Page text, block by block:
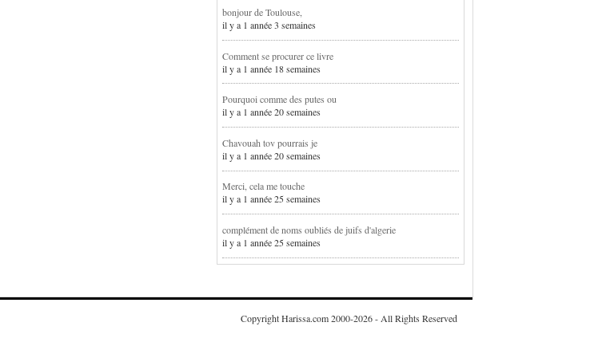
bonjour de Toulouse,
il y a 1 année 3 semaines
Comment se procurer ce livre
il y a 1 année 18 semaines
Pourquoi comme des putes ou
il y a 1 année 20 semaines
Chavouah tov pourrais je
il y a 1 année 20 semaines
Merci, cela me touche
il y a 1 année 25 semaines
complément de noms oubliés de juifs d'algerie
il y a 1 année 25 semaines
Copyright Harissa.com 2000-2026 - All Rights Reserved